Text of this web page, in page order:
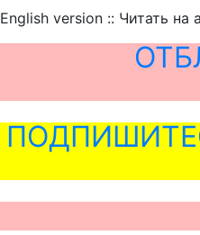
English version :: Читать на